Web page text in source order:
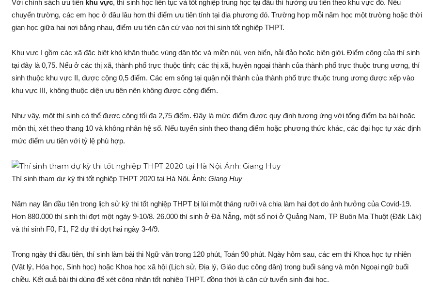
Với chính sách ưu tiên khu vực, thí sinh học liên tục và tốt nghiệp trung học tại đâu thì hưởng ưu tiên theo khu vực đó. Nếu
chuyển trường, các em học ở đâu lâu hơn thì điểm ưu tiên tính tại địa phương đó. Trường hợp mỗi năm học một trường hoặc thời
gian học giữa hai nơi bằng nhau, điểm ưu tiên căn cứ vào nơi thí sinh tốt nghiệp THPT.
Khu vực I gồm các xã đặc biệt khó khăn thuộc vùng dân tộc và miền núi, ven biển, hải đảo hoặc biên giới. Điểm cộng của thí sinh
tại đây là 0,75. Nếu ở các thị xã, thành phố trực thuộc tỉnh; các thị xã, huyện ngoại thành của thành phố trực thuộc trung ương, thí
sinh thuộc khu vực II, được cộng 0,5 điểm. Các em sống tại quận nội thành của thành phố trực thuộc trung ương được xếp vào
khu vực III, không thuộc diện ưu tiên nên không được cộng điểm.
Như vậy, một thí sinh có thể được cộng tối đa 2,75 điểm. Đây là mức điểm được quy định tương ứng với tổng điểm ba bài hoặc
môn thi, xét theo thang 10 và không nhân hệ số. Nếu tuyển sinh theo thang điểm hoặc phương thức khác, các đại học tự xác định
mức điểm ưu tiên với tỷ lệ phù hợp.
Thí sinh tham dự kỳ thi tốt nghiệp THPT 2020 tại Hà Nội. Ảnh: Giang Huy
Năm nay lần đầu tiên trong lịch sử kỳ thi tốt nghiệp THPT bị lùi một tháng rưỡi và chia làm hai đợt do ảnh hưởng của Covid-19.
Hơn 880.000 thí sinh thi đợt một ngày 9-10/8. 26.000 thí sinh ở Đà Nẵng, một số nơi ở Quảng Nam, TP Buôn Ma Thuột (Đăk Lăk)
và thí sinh F0, F1, F2 dự thi đợt hai ngày 3-4/9.
Trong ngày thi đầu tiên, thí sinh làm bài thi Ngữ văn trong 120 phút, Toán 90 phút. Ngày hôm sau, các em thi Khoa học tự nhiên
(Vật lý, Hóa học, Sinh học) hoặc Khoa học xã hội (Lịch sử, Địa lý, Giáo dục công dân) trong buổi sáng và môn Ngoại ngữ buổi
chiều. Kết quả bài thi dùng để xét công nhận tốt nghiệp THPT, đồng thời là căn cứ tuyển sinh đại học.